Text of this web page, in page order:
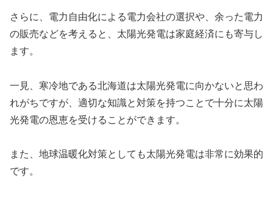
さらに、電力自由化による電力会社の選択や、余った電力
の販売などを考えると、太陽光発電は家庭経済にも寄与し
ます。
一見、寒冷地である北海道は太陽光発電に向かないと思わ
れがちですが、適切な知識と対策を持つことで十分に太陽
光発電の恩恵を受けることができます。
また、地球温暖化対策としても太陽光発電は非常に効果的
です。